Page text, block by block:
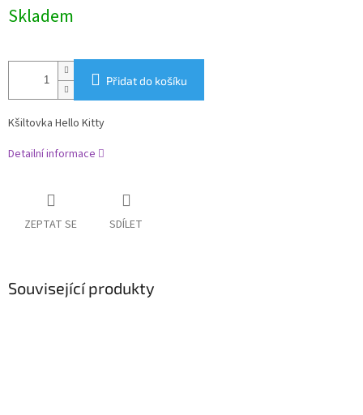
cena:
Skladem
Přidat do košíku
Kšiltovka Hello Kitty
Detailní informace
ZEPTAT SE SDÍLET
Související produkty